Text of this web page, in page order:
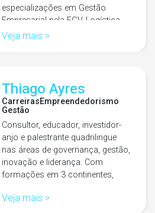
especializações em Gestão
Empresarial pela FGV, Logística
Empresarial pela PUC/PR…
Veja mais >
Thiago Ayres
CarreirasEmpreendedorismo
Gestão
Consultor, educador, investidor-
anjo e palestrante quadrilingue
nas áreas de governança, gestão,
inovação e liderança. Com
formações em 3 continentes,
Veja mais >